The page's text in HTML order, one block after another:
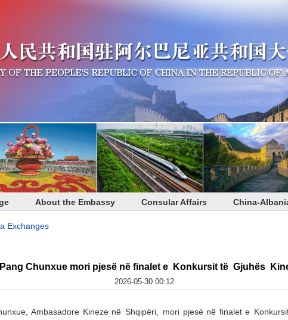
About the Embassy Consular Affairs China-
Exchanges
Chunxue mori pjesë në finalet e Konkursit të Gjuhës
2026-05-30 00:12
Ambasadore Kineze në Shqipëri, mori pjesë në finalet e